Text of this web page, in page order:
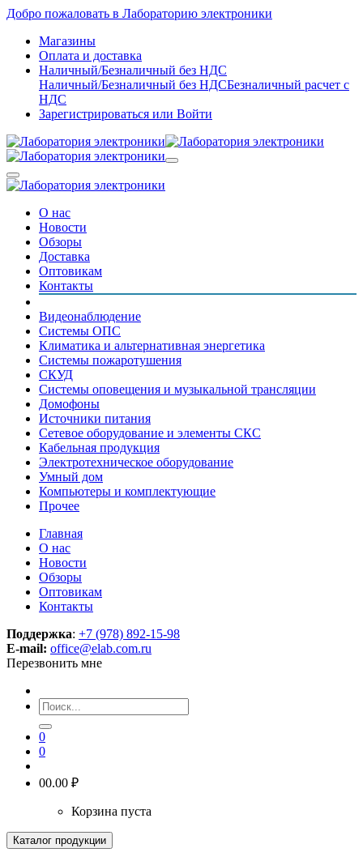
Добро пожаловать в Лабораторию электроники
Магазины
Оплата и доставка
Наличный/Безналичный без НДС
Наличный/Безналичный без НДСБезналичный расчет с
НДС
Зарегистрироваться или Войти
О нас
Новости
Обзоры
Доставка
Оптовикам
Контакты
Видеонаблюдение
Системы ОПС
Климатика и альтернативная энергетика
Системы пожаротушения
СКУД
Системы оповещения и музыкальной трансляции
Домофоны
Источники питания
Сетевое оборудование и элементы СКС
Кабельная продукция
Электротехническое оборудование
Умный дом
Компьютеры и комплектующие
Прочее
Главная
О нас
Новости
Обзоры
Оптовикам
Контакты
Поддержка: +7 (978) 892-15-98
E-mail: office@elab.com.ru
Перезвонить мне
0
0
00.00 ₽
Корзина пуста
Каталог продукции